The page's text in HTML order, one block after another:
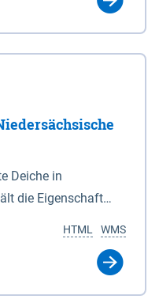
Deiche in
die Eigenschaft
ausspricht. Für
WMS
HTML